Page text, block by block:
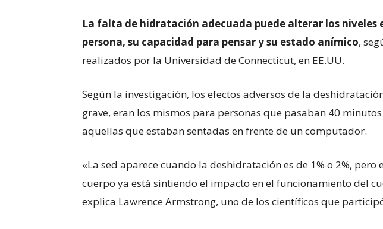
La falta de hidratación adecuada puede alterar los niveles
persona, su capacidad para pensar y su estado anímico,
realizados por la Universidad de Connecticut, en EE.UU.
Según la investigación, los efectos adversos de la
grave, eran los mismos para personas que pasaban 40
aquellas que estaban sentadas en frente de un computador.
«La sed aparece cuando la deshidratación es de 1% o 2%, pero
cuerpo ya está sintiendo el impacto en el funcionamiento del
explica Lawrence Armstrong, uno de los científicos que